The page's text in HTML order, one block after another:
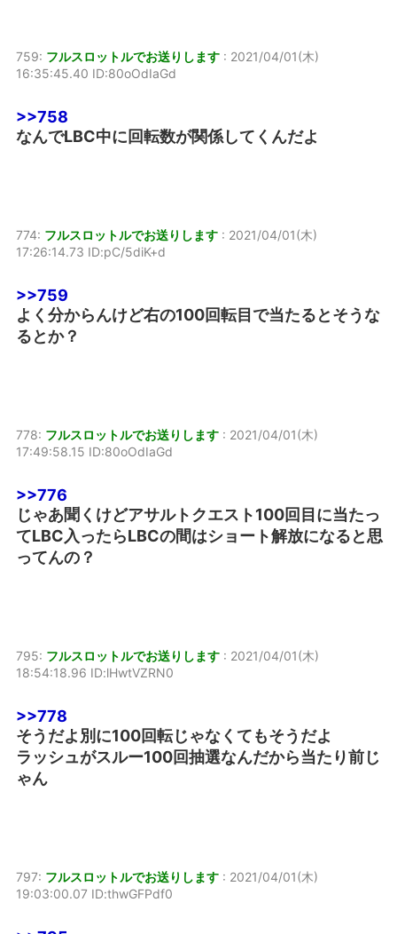
759: フルスロットルでお送りします : 2021/04/01(木)
16:35:45.40 ID:80oOdIaGd
>>758
なんでLBC中に回転数が関係してくんだよ
774: フルスロットルでお送りします : 2021/04/01(木)
17:26:14.73 ID:pC/5diK+d
>>759
よく分からんけど右の100回転目で当たるとそうな
るとか？
778: フルスロットルでお送りします : 2021/04/01(木)
17:49:58.15 ID:80oOdIaGd
>>776
じゃあ聞くけどアサルトクエスト100回目に当たっ
てLBC入ったらLBCの間はショート解放になると思
ってんの？
795: フルスロットルでお送りします : 2021/04/01(木)
18:54:18.96 ID:lHwtVZRN0
>>778
そうだよ別に100回転じゃなくてもそうだよ
ラッシュがスルー100回抽選なんだから当たり前じ
ゃん
797: フルスロットルでお送りします : 2021/04/01(木)
19:03:00.07 ID:thwGFPdf0